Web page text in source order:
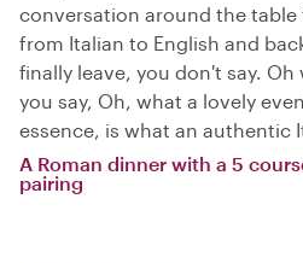
conversation around the
from Italian to English and
finally leave, you don't say. Oh
you say, Oh, what a lovely
essence, is what an authentic
A Roman dinner with a 5
pairing